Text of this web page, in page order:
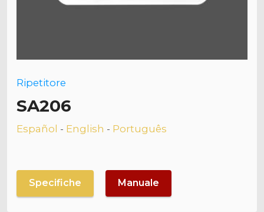
Ripetitore
SA206
Español - English - Português
Specifiche Manuale